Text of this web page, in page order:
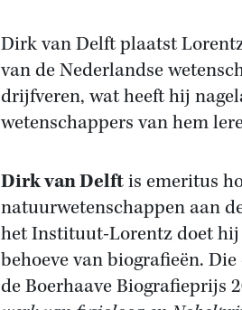
Dirk van Delft plaatst
van de Nederlandse
drijfveren, wat heeft hij
wetenschappers van hem
Dirk van Delftis emeritus
natuurwetenschappen aan
het Instituut-Lorentz doet
behoeve van biografieën.
de Boerhaave Biografieprijs